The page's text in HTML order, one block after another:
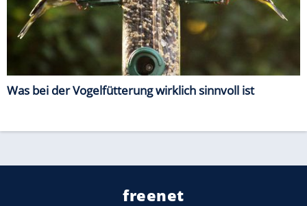
Was bei der Vogelfütterung wirklich sinnvoll ist
freenet